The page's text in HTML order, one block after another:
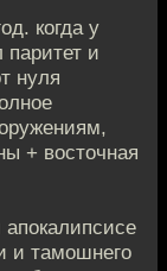
когда у
и
нуля
+ восточная
и тамошнего